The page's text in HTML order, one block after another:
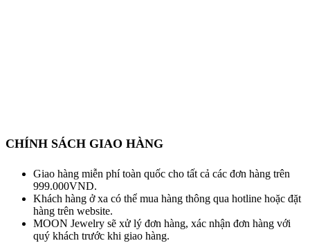
CHÍNH SÁCH GIAO HÀNG
Giao hàng miễn phí toàn quốc cho tất cả các đơn hàng trên
999.000VND.
Khách hàng ở xa có thể mua hàng thông qua hotline hoặc đặt
hàng trên website.
MOON Jewelry sẽ xử lý đơn hàng, xác nhận đơn hàng với
quý khách trước khi giao hàng.